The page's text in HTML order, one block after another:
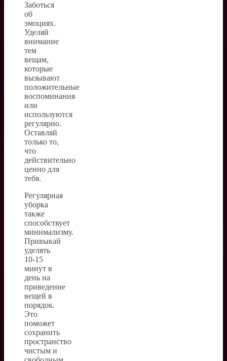
Заботься
об
эмоциях.
Уделяй
внимание
тем
вещам,
которые
вызывают
положительные
воспоминания
или
используются
регулярно.
Оставляй
только то,
что
действительно
ценно для
тебя.
Регулярная
уборка
также
способствует
минимализму.
Привыкай
уделять
10-15
минут в
день на
приведение
вещей в
порядок.
Это
поможет
сохранить
пространство
чистым и